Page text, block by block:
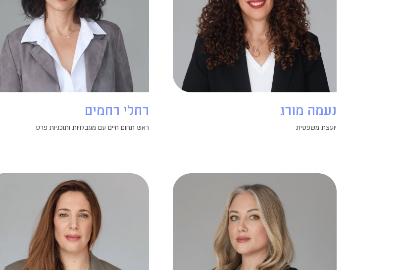
נעמה מורג
יועצת משפטית
רחלי רחמים
ראש תחום חיים עם מוגבלויות ותוכניות פרט